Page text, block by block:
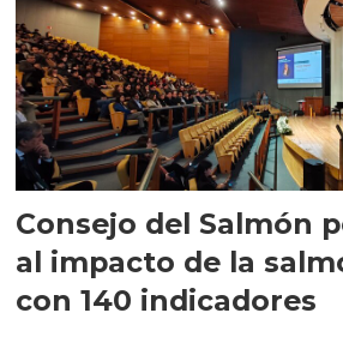
Consejo del Salmón
al impacto de la
con 140 indicadores